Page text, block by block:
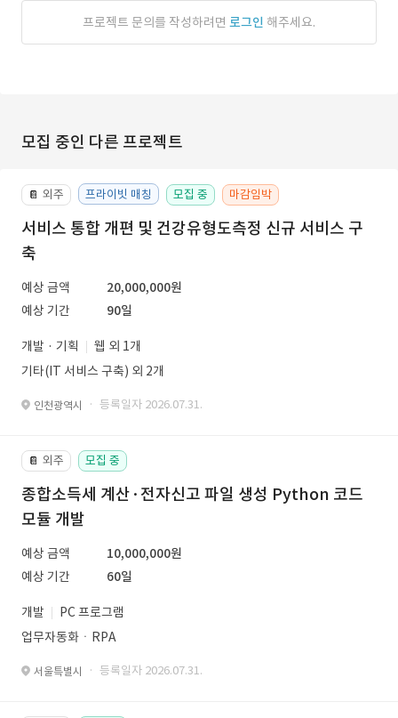
프로젝트 문의를 작성하려면 로그인 해주세요.
모집 중인 다른 프로젝트
📔 외주 프라이빗 매칭 모집 중 마감임박
서비스 통합 개편 및 건강유형도측정 신규 서비스 구
축
예상 금액
20,000,000원
예상 기간
90일
개발 · 기획
웹 외 1개
기타(IT 서비스 구축) 외 2개
인천광역시 · 등록일자 2026.07.31.
📔 외주 모집 중
종합소득세 계산·전자신고 파일 생성 Python 코드
모듈 개발
예상 금액
10,000,000원
예상 기간
60일
개발
PC 프로그램
업무자동화ㆍRPA
서울특별시 · 등록일자 2026.07.31.